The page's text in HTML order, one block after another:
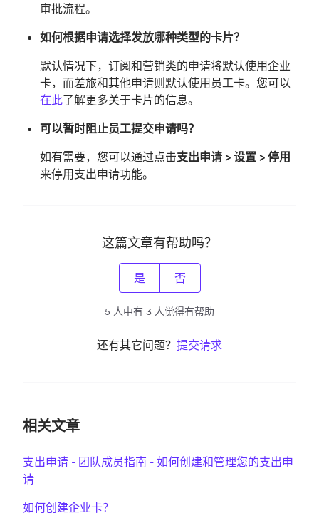
审批流程。
如何根据申请选择发放哪种类型的卡片？
默认情况下，订阅和营销类的申请将默认使用企业
卡，而差旅和其他申请则默认使用员工卡。您可以
在此了解更多关于卡片的信息。
可以暂时阻止员工提交申请吗？
如有需要，您可以通过点击支出申请 > 设置 > 停用
来停用支出申请功能。
这篇文章有帮助吗？
是 否
5 人中有 3 人觉得有帮助
还有其它问题？ 提交请求
相关文章
支出申请 - 团队成员指南 - 如何创建和管理您的支出申
请
如何创建企业卡？